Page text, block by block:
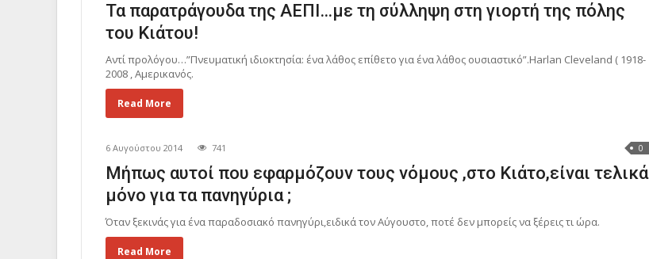
Τα παρατράγουδα της ΑΕΠΙ…με τη σύλληψη στη γιορτή της πόλης
του Κιάτου!
Αντί προλόγου…”Πνευματική ιδιοκτησία: ένα λάθος επίθετο για ένα λάθος ουσιαστικό”.Harlan Cleveland ( 1918-
2008 , Αμερικανός.
Read More
6 Αυγούστου 2014 741 0
Μήπως αυτοί που εφαρμόζουν τους νόμους ,στο Κιάτο,είναι τελικά
μόνο για τα πανηγύρια ;
Όταν ξεκινάς για ένα παραδοσιακό πανηγύρι,ειδικά τον Αύγουστο, ποτέ δεν μπορείς να ξέρεις τι ώρα.
Read More